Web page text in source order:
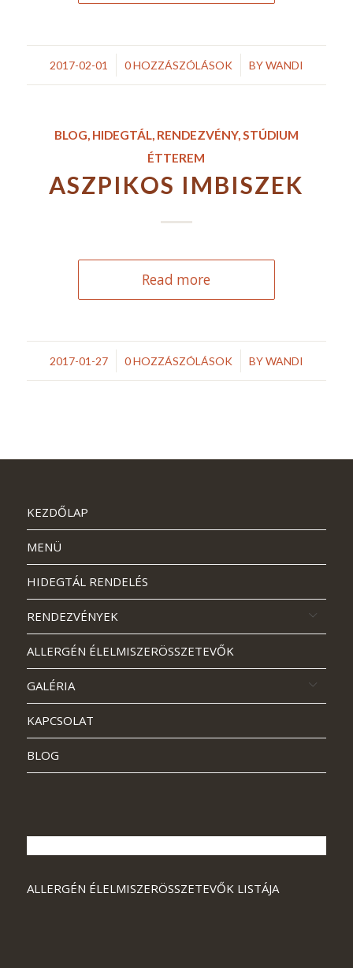
2017-02-01
/ 0 HOZZÁSZÓLÁSOK
/ BYWANDI
BLOG, HIDEGTÁL, RENDEZVÉNY,STÚDIUM
ÉTTEREM
ASZPIKOS IMBISZEK
Read more
2017-01-27
/ 0 HOZZÁSZÓLÁSOK
/ BYWANDI
KEZDŐLAP
MENÜ
HIDEGTÁL RENDELÉS
RENDEZVÉNYEK
ALLERGÉN ÉLELMISZERÖSSZETEVŐK
GALÉRIA
KAPCSOLAT
BLOG
ALLERGÉN ÉLELMISZERÖSSZETEVŐK LISTÁJA